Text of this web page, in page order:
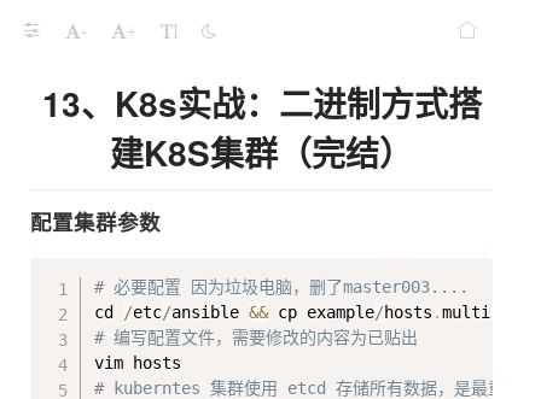
- +
13、K8s实战：二进制方式搭
建K8S集群（完结）
配置集群参数
# 必要配置 因为垃圾电脑，删了master003....
cd
/etc/ansible && cp example/hosts .multi
# 编写配置文件，需要修改的内容为已贴出
# kuberntes 集群使用 etcd 存储所有数据，是最重要